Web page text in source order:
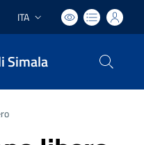
Lingua attiva:
ITA
Simala